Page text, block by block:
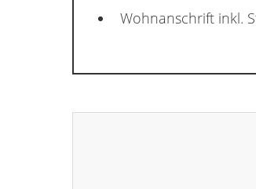
Wohnanschrift inkl.